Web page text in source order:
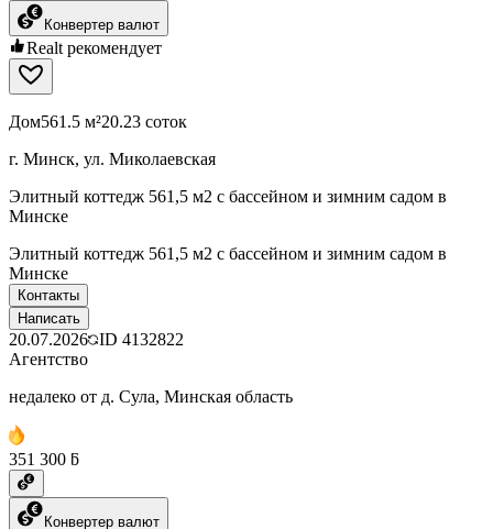
Конвертер валют
Realt рекомендует
Дом561.5 м²20.23 соток
г. Минск, ул. Миколаевская
Элитный коттедж 561,5 м2 с бассейном и зимним садом в
Минске
Элитный коттедж 561,5 м2 с бассейном и зимним садом в
Минске
Контакты
Написать
20.07.2026 ID 4132822
Агентство
недалеко от д. Сула, Минская область
351 300 ƃ
Конвертер валют